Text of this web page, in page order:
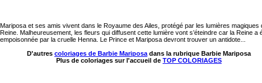
Mariposa et ses amis vivent dans le Royaume des Ailes, protégé par les lumières magiques
Reine. Malheureusement, les fleurs qui diffusent cette lumière vont s’éteindre car la Reine a
empoisonnée par la cruelle Henna. Le Prince et Mariposa devront trouver un antidote...
D'autres coloriages de Barbie Mariposa dans la rubrique Barbie Mariposa
Plus de coloriages sur l'accueil de TOP COLORIAGES